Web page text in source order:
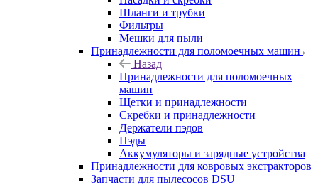
Шланги и трубки
Фильтры
Мешки для пыли
Принадлежности для поломоечных машин
Назад
Принадлежности для поломоечных
машин
Щетки и принадлежности
Скребки и принадлежности
Держатели пэдов
Пэды
Аккумуляторы и зарядные устройства
Принадлежности для ковровых экстракторов
Запчасти для пылесосов DSU